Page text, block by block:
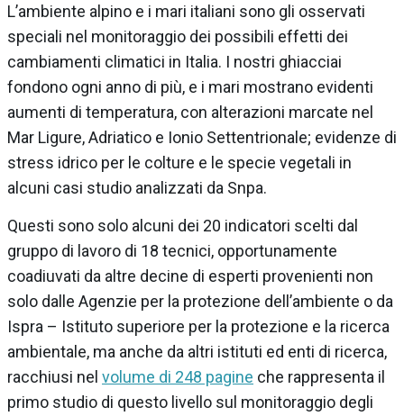
L’ambiente alpino e i mari italiani sono gli osservati
speciali nel monitoraggio dei possibili effetti dei
cambiamenti climatici in Italia. I nostri ghiacciai
fondono ogni anno di più, e i mari mostrano evidenti
aumenti di temperatura, con alterazioni marcate nel
Mar Ligure, Adriatico e Ionio Settentrionale; evidenze di
stress idrico per le colture e le specie vegetali in
alcuni casi studio analizzati da Snpa.
Questi sono solo alcuni dei 20 indicatori scelti dal
gruppo di lavoro di 18 tecnici, opportunamente
coadiuvati da altre decine di esperti provenienti non
solo dalle Agenzie per la protezione dell’ambiente o da
Ispra – Istituto superiore per la protezione e la ricerca
ambientale, ma anche da altri istituti ed enti di ricerca,
racchiusi nel volume di 248 pagine che rappresenta il
primo studio di questo livello sul monitoraggio degli